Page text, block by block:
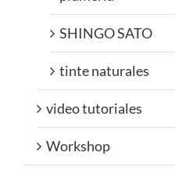
SHINGO SATO
tinte naturales
video tutoriales
Workshop